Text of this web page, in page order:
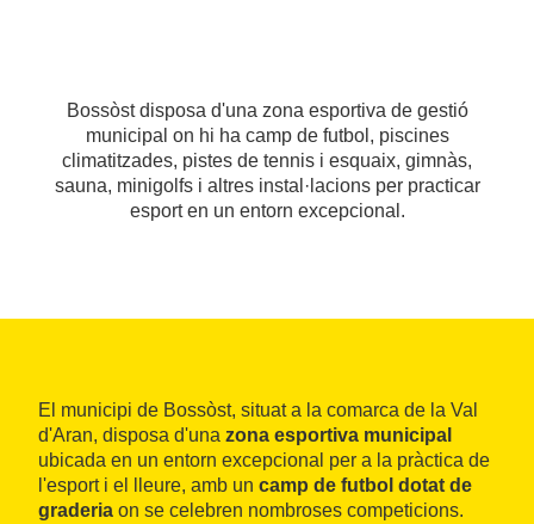
Bossòst disposa d'una zona esportiva de gestió
municipal on hi ha camp de futbol, piscines
climatitzades, pistes de tennis i esquaix, gimnàs,
sauna, minigolfs i altres instal·lacions per practicar
esport en un entorn excepcional.
El municipi de Bossòst, situat a la comarca de la Val
d'Aran, disposa d'una zona esportiva municipal
ubicada en un entorn excepcional per a la pràctica de
l'esport i el lleure, amb un camp de futbol dotat de
graderia on se celebren nombroses competicions.